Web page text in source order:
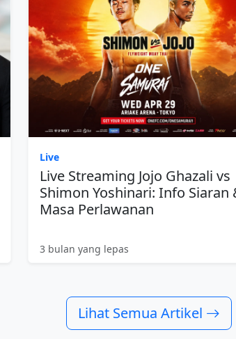
Live
Live Streaming Jojo Ghazali vs
Shimon Yoshinari: Info Siaran
Masa Perlawanan
3 bulan yang lepas
Lihat Semua Artikel